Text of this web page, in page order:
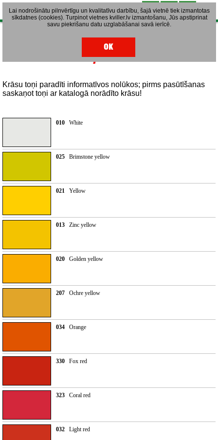
Oracal 8500 Translucent CAL – krasu
palete
Krāsu toņi paradīti informatīvos nolūkos; pirms pasūtīšanas
saskaņot toņi ar katalogā norādīto krāsu!
010 White
025 Brimstone yellow
021 Yellow
013 Zinc yellow
020 Golden yellow
207 Ochre yellow
034 Orange
330 Fox red
323 Coral red
032 Light red
Lai nodrošinātu pilnvērtīgu un kvalitatīvu darbību, šajā vietnē tiek izmantotas
sīkdatnes (cookies). Turpinot vietnes kviller.lv izmantošanu, Jūs apstiprinat
savu piekrišanu datu uzglabāšanai savā ierīcē.
OK